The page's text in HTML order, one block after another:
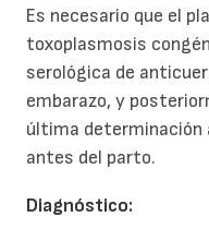
Es necesario que el
toxoplasmosis
serológica de
embarazo, y
última determinación
antes del parto.
Diagnóstico: